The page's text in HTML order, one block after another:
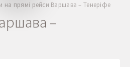
Іспанія
на прямі рейси Варшава – Тенеріфе
–